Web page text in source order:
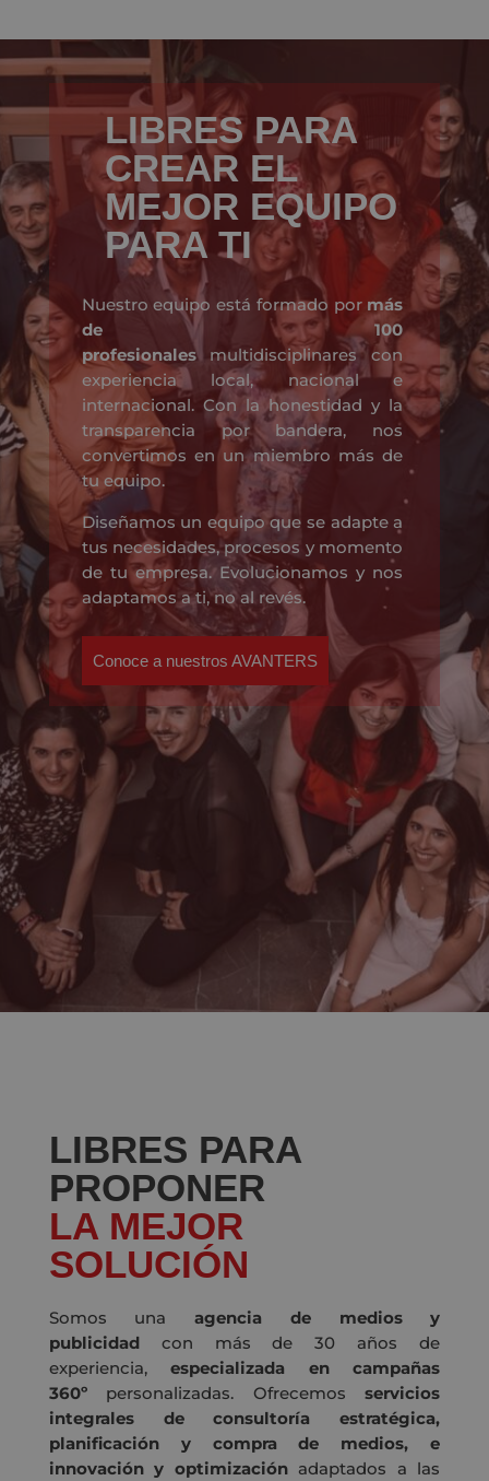
LIBRES PARA
CREAR EL
MEJOR EQUIPO
PARA TI
Nuestro equipo está formado pormás
de 100
profesionalesmultidisciplinares con
experiencia local, nacional e
internacional. Con la honestidad y la
transparencia por bandera, nos
convertimos en un miembro más de
tu equipo.
Diseñamos un equipo que se adapte a
tus necesidades, procesos y momento
de tu empresa. Evolucionamos y nos
adaptamos a ti, no al revés.
Conoce a nuestros AVANTERS
LIBRES PARA
PROPONER
LA MEJOR
SOLUCIÓN
Somos unaagencia de medios y
publicidadcon más de 30 años de
experiencia,especializada en campañas
360ºpersonalizadas. Ofrecemosservicios
integrales de consultoría estratégica,
planificación y compra de medios, e
innovación y optimizaciónadaptados a las